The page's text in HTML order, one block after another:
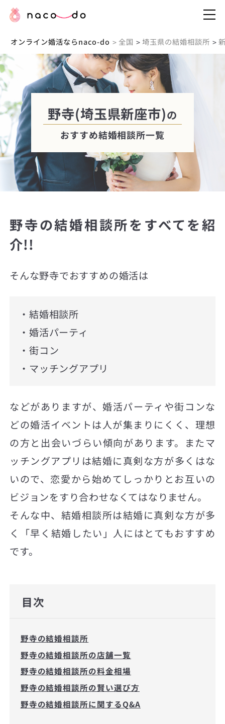
オンライン婚活ならnaco-do > 全国 > 埼玉県の結婚相談所 >
野寺(埼玉県新座市)の
おすすめ結婚相談所一覧
野寺の結婚相談所をすべてを紹
介!!
そんな野寺でおすすめの婚活は
・結婚相談所
・婚活パーティ
・街コン
・マッチングアプリ
などがありますが、婚活パーティや街コンな
どの婚活イベントは人が集まりにくく、理想
の方と出会いづらい傾向があります。またマ
ッチングアプリは結婚に真剣な方が多くはな
いので、恋愛から始めてしっかりとお互いの
ビジョンをすり合わせなくてはなりません。
そんな中、結婚相談所は結婚に真剣な方が多
く「早く結婚したい」人にはとてもおすすめ
です。
目次
野寺の結婚相談所
野寺の結婚相談所の店舗一覧
野寺の結婚相談所の料金相場
野寺の結婚相談所の賢い選び方
野寺の結婚相談所に関するQ&A